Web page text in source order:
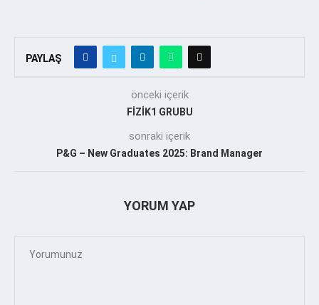
PAYLAŞ
önceki içerik
FİZİK1 GRUBU
sonraki içerik
P&G – New Graduates 2025: Brand Manager
YORUM YAP